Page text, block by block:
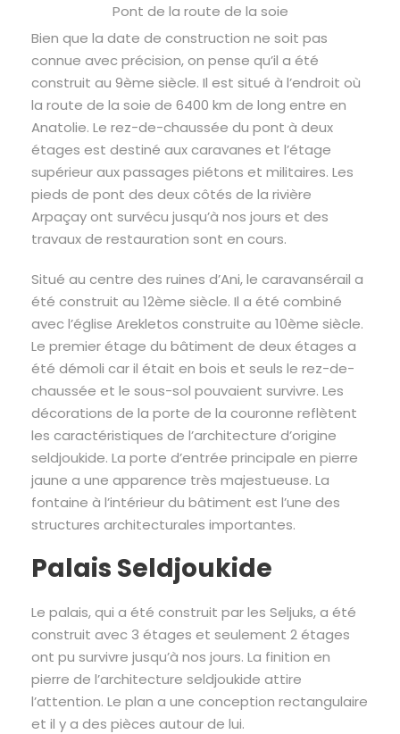
Pont de la route de la soie
Bien que la date de construction ne soit pas
connue avec précision, on pense qu’il a été
construit au 9ème siècle. Il est situé à l’endroit où
la route de la soie de 6400 km de long entre en
Anatolie. Le rez-de-chaussée du pont à deux
étages est destiné aux caravanes et l’étage
supérieur aux passages piétons et militaires. Les
pieds de pont des deux côtés de la rivière
Arpaçay ont survécu jusqu’à nos jours et des
travaux de restauration sont en cours.
Situé au centre des ruines d’Ani, le caravansérail a
été construit au 12ème siècle. Il a été combiné
avec l’église Arekletos construite au 10ème siècle.
Le premier étage du bâtiment de deux étages a
été démoli car il était en bois et seuls le rez-de-
chaussée et le sous-sol pouvaient survivre. Les
décorations de la porte de la couronne reflètent
les caractéristiques de l’architecture d’origine
seldjoukide. La porte d’entrée principale en pierre
jaune a une apparence très majestueuse. La
fontaine à l’intérieur du bâtiment est l’une des
structures architecturales importantes.
Palais Seldjoukide
Le palais, qui a été construit par les Seljuks, a été
construit avec 3 étages et seulement 2 étages
ont pu survivre jusqu’à nos jours. La finition en
pierre de l’architecture seldjoukide attire
l’attention. Le plan a une conception rectangulaire
et il y a des pièces autour de lui.